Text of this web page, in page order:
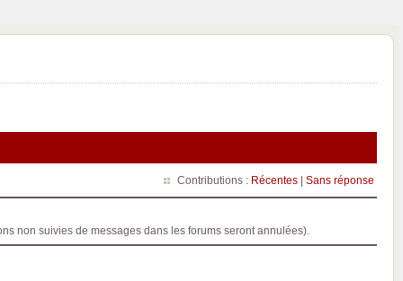
Contributions : Récentes | Sans réponse
non suivies de messages dans les forums seront annulées).